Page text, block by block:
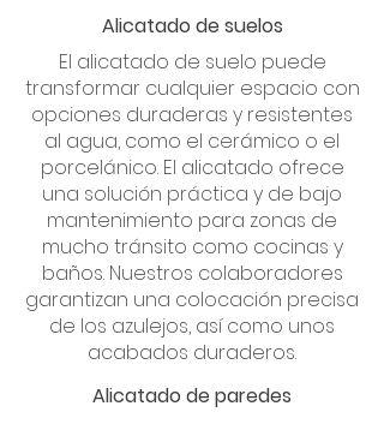
Alicatado de suelos
El alicatado de suelo puede
transformar cualquier espacio con
opciones duraderas y resistentes
al agua, como el cerámico o el
porcelánico. El alicatado ofrece
una solución práctica y de bajo
mantenimiento para zonas de
mucho tránsito como cocinas y
baños. Nuestros colaboradores
garantizan una colocación precisa
de los azulejos, así como unos
acabados duraderos.
Alicatado de paredes